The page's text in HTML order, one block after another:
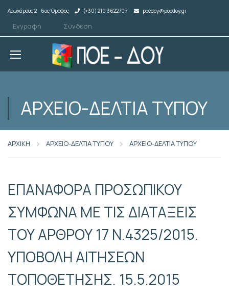
Λεωχάρους 2 - 6ος Όροφος (+30) 210 3622707 poedoy@poedoy.gr
Εγγραφή Σύνδεση
ΑΡΧΕΙΟ-ΔΕΛΤΙΑ ΤΥΠΟΥ
ΑΡΧΙΚΗ ΑΡΧΕΙΟ-ΔΕΛΤΙΑ ΤΥΠΟΥ ΑΡΧΕΙΟ-ΔΕΛΤΙΑ ΤΥΠΟΥ
ΕΠΑΝΑΦΟΡΑ ΠΡΟΣΩΠΙΚΟΥ
ΣΥΜΦΩΝΑ ΜΕ ΤΙΣ ΔΙΑΤΑΞΕΙΣ
ΤΟΥ ΑΡΘΡΟΥ 17 Ν.4325/2015.
ΥΠΟΒΟΛΗ ΑΙΤΗΣΕΩΝ
ΤΟΠΟΘΕΤΗΣΗΣ. 15.5.2015